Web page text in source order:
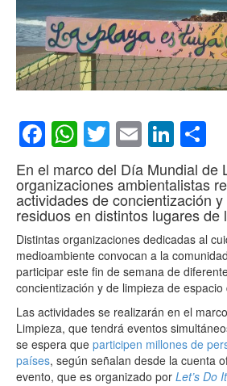
Facebook
WhatsApp
Twitter
Email
En el marco del Día Mundial de
organizaciones ambientalistas
actividades de concientización
residuos en distintos lugares de
Distintas organizaciones dedicadas al
medioambiente convocan a la
participar este fin de semana de
concientización y de limpieza de espacio
Las actividades se realizarán en el
Limpieza, que tendrá eventos
se espera que participen millones de
países, según señalan desde la cuenta
evento, que es organizado por Let’s Do